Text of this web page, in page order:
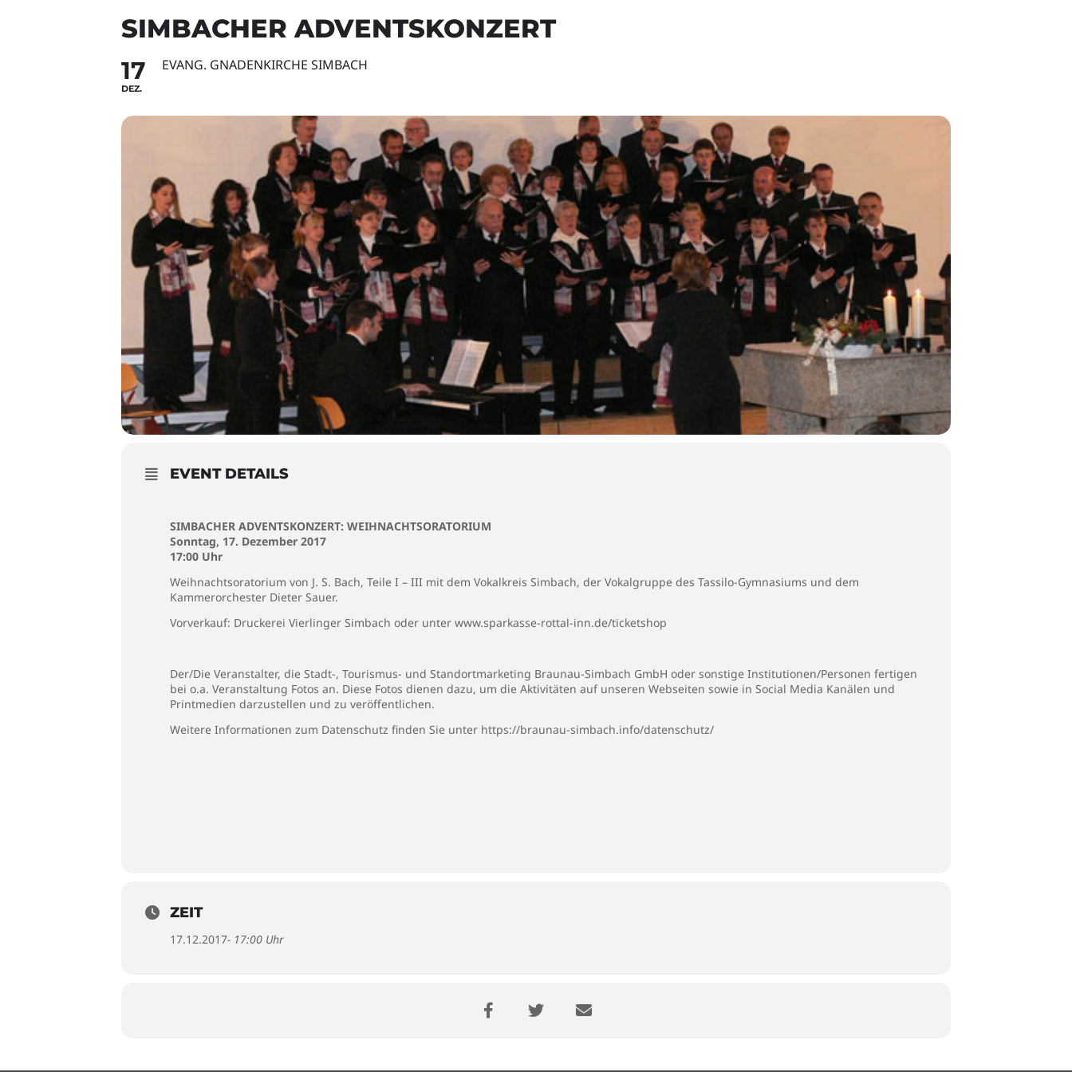
SIMBACHER ADVENTSKONZERT
17
DEZ.
EVANG. GNADENKIRCHE SIMBACH
EVENT DETAILS
SIMBACHER ADVENTSKONZERT: WEIHNACHTSORATORIUM
Sonntag, 17. Dezember 2017
17:00 Uhr
Weihnachtsoratorium von J. S. Bach, Teile I – III mit dem Vokalkreis Simbach, der Vokalgruppe des Tassilo-Gymnasiums und dem
Kammerorchester Dieter Sauer.
Vorverkauf: Druckerei Vierlinger Simbach oder unter www.sparkasse-rottal-inn.de/ticketshop
Der/Die Veranstalter, die Stadt-, Tourismus- und Standortmarketing Braunau-Simbach GmbH oder sonstige Institutionen/Personen fertigen
bei o.a. Veranstaltung Fotos an. Diese Fotos dienen dazu, um die Aktivitäten auf unseren Webseiten sowie in Social Media Kanälen und
Printmedien darzustellen und zu veröffentlichen.
Weitere Informationen zum Datenschutz finden Sie unter https://braunau-simbach.info/datenschutz/
ZEIT
17.12.2017- 17:00 Uhr